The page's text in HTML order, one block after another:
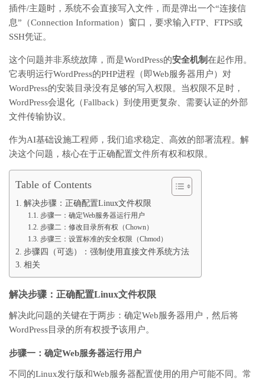
插件/主题时，系统不会直接写入文件，而是弹出一个“连接信
息”（Connection Information）窗口，要求输入FTP、FTPS或
SSH凭证。
这个问题并非系统故障，而是WordPress的安全机制在起作用。
它表明运行WordPress的PHP进程（即Web服务器用户）对
WordPress的安装目录没有足够的写入权限。当权限不足时，
WordPress会退化（Fallback）到使用更复杂、需要认证的外部
文件传输协议。
作为AI基础设施工程师，我们追求稳定、高效的部署流程。解
决这个问题，核心在于正确配置文件所有权和权限。
Table of Contents
解决步骤：正确配置Linux文件权限
步骤一：确定Web服务器运行用户
步骤二：修改目录所有权（Chown）
步骤三：设置标准的安全权限（Chmod）
步骤四（可选）：强制使用直接文件系统方法
相关
解决步骤：正确配置Linux文件权限
解决此问题的关键在于两步：确定Web服务器用户，然后将
WordPress目录的所有权授予该用户。
步骤一：确定Web服务器运行用户
不同的Linux发行版和Web服务器配置使用的用户可能不同。常